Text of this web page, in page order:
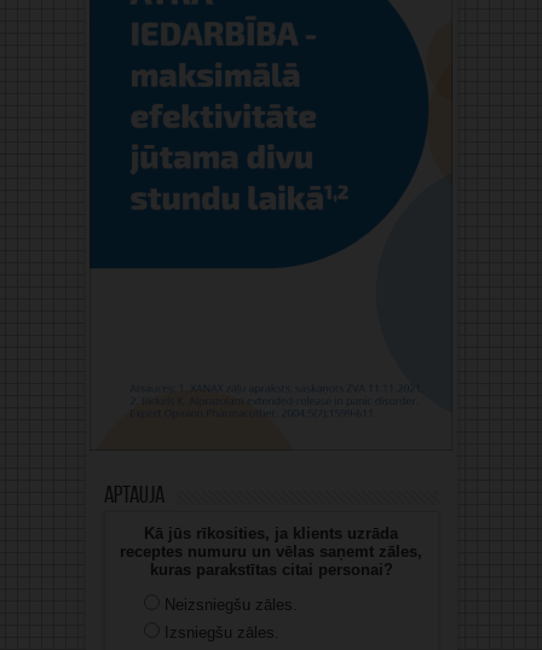
Aptauja
Kā jūs rīkosities, ja klients uzrāda
receptes numuru un vēlas saņemt zāles,
kuras parakstītas citai personai?
Neizsniegšu zāles.
Izsniegšu zāles.